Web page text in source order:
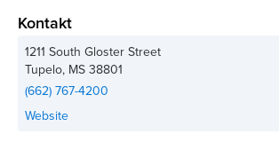
Kontakt
1211 South Gloster Street
Tupelo, MS 38801
(662) 767-4200
Website